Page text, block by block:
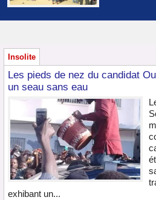
Insolite
Les pieds de nez du candidat
un seau sans eau
exhibant un...